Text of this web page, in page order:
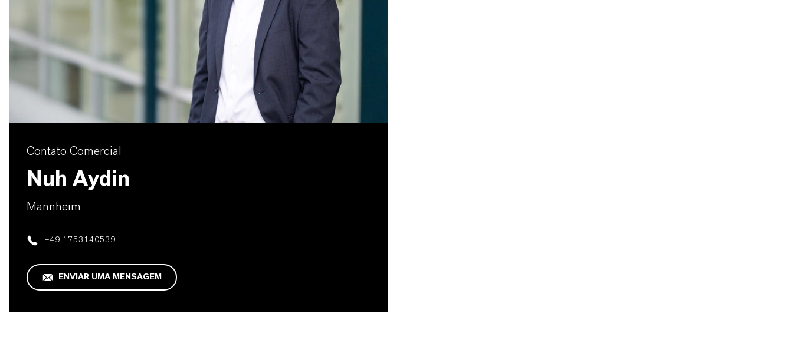
Contato Comercial
Nuh Aydin
Mannheim
+49 1753140539
ENVIAR UMA MENSAGEM